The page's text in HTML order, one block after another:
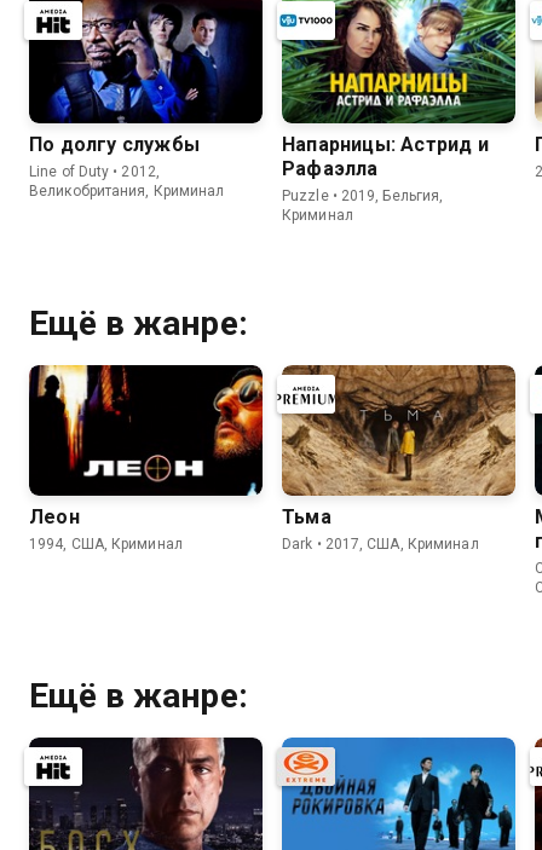
По долгу службы
Line of Duty • 2012,
Великобритания, Криминал
Напарницы: Астрид и
Рафаэлла
Puzzle • 2019, Бельгия,
Криминал
Ещё в жанре:
Леон
1994, США, Криминал
Тьма
Dark • 2017, США, Криминал
Ещё в жанре: